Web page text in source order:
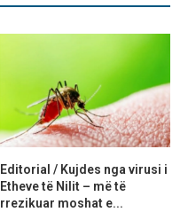
Editorial / Kujdes nga virusi i
Etheve të Nilit – më të
rrezikuar moshat e...